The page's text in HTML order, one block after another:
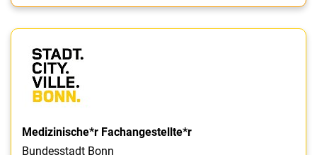
Medizinische*r Fachangestellte*r
Bundesstadt Bonn